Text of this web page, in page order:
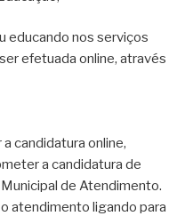
educando nos serviços
efetuada online, através
candidatura online,
a candidatura de
de Atendimento.
atendimento ligando para